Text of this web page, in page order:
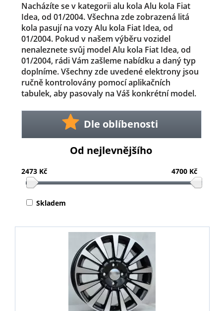
Nacházíte se v kategorii alu kola Alu kola Fiat
Idea, od 01/2004. Všechna zde zobrazená litá
kola pasují na vozy Alu kola Fiat Idea, od
01/2004. Pokud v našem výběru vozidel
nenaleznete svůj model Alu kola Fiat Idea, od
01/2004, rádi Vám zašleme nabídku a daný typ
doplníme. Všechny zde uvedené elektrony jsou
ručně kontrolovány pomocí aplikačních
tabulek, aby pasovaly na Váš konkrétní model.
Dle oblíbenosti
Od nejlevnějšího
2473 Kč 4700 Kč
Skladem